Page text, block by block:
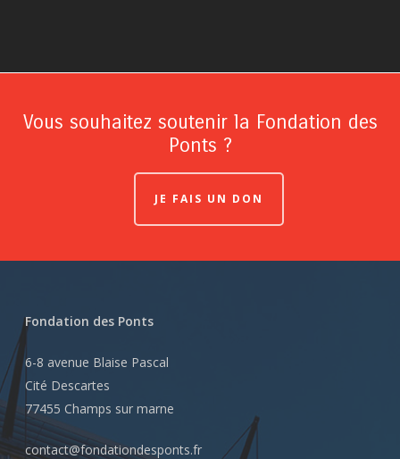
Vous souhaitez soutenir la Fondation des
Ponts ?
JE FAIS UN DON
Fondation des Ponts
6-8 avenue Blaise Pascal
Cité Descartes
77455 Champs sur marne
contact@fondationdesponts.fr